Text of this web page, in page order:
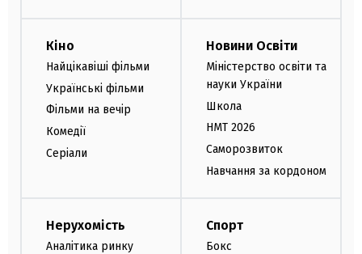
Кіно
Найцікавіші фільми
Українські фільми
Фільми на вечір
Комедії
Серіали
Новини Освіти
Міністерство освіти та
науки України
Школа
НМТ 2026
Саморозвиток
Навчання за кордоном
Нерухомість
Аналітика ринку
Спорт
Бокс